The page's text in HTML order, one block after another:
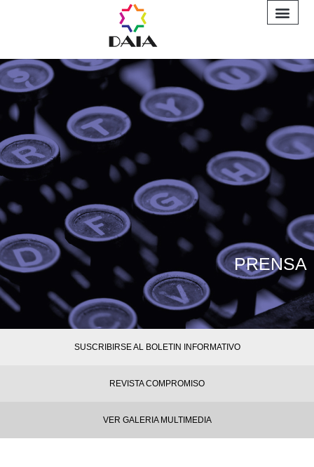
PRENSA
SUSCRIBIRSE AL BOLETIN INFORMATIVO
REVISTA COMPROMISO
VER GALERIA MULTIMEDIA